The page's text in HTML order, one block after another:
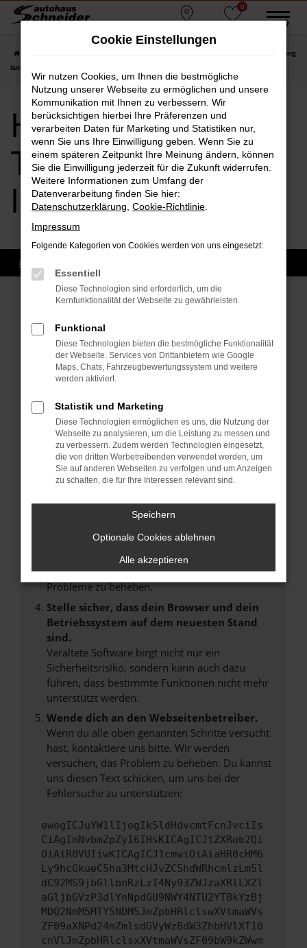
Zum
0
MENÜ
Hyundai i20 Tageszulassung
Ismaning
Hyundai i20
Tageszulassung
Ismaning
Fehler: Network Error
Beim Laden ist ein Fehler aufgetreten.
Hier sind ein paar Tipps, die dir helfen können:
Internetverbindung.
Laden andere Webseiten, zum Beispiel deine
Suchmaschine?
Prüfe deine Browsererweiterungen.
Manche Erweiterungen, wie Werbeblocker,
verhindern. Funktioniert die Seite in einem
anderen Browser oder in einem privaten
Starte dein Gerät neu.
Das kann manchmal helfen, vorübergehende
Probleme zu beheben.
Stelle sicher, dass dein Browser und dein
Betriebssystem auf dem neuesten Stand
sind.
Veraltete Software birgt nicht nur ein
Sicherheitsrisiko, sondern kann auch dazu
führen, dass bestimmte Funktionen nicht mehr
unterstützt werden.
Wende dich an den Webseitenbetreiber.
Wenn du alle oben genannten Schritte versucht
hast, kontaktiere uns bitte. Wir werden
versuchen, das Problem zu beheben. Du kannst
uns diesen Text schicken, um uns bei der
Fehlersuche zu unterstützen:
ewogICJuYW1lIjogIk5ldHdvcmtFcnJvciIs
CiAgImNvbmZpZyI6IHsKICAgICJtZXRob2Qi
OiAiR0VUIiwKICAgICJ1cmwiOiAiaHR0cHM6
Ly9hcGkueC5ha3MtcHJvZC5hdWRhcmlzLm5l
dC92MS9jbGllbnRzLzI4Ny93ZWJzaXRlLXZl
aGljbGVzP3dlYnNpdGU9NWY4NTU2YTBkYzBj
MDQ2NmM5MTY5NDM5JmZpbHRlclswXVtmaWVs
ZF09aXNPd24mZmlsdGVyWzBdW3ZhbHVlXT10
cnVlJmZpbHRlclsxXVtmaWVsZF09bW9kZWwm
Cookie Einstellungen
Wir nutzen Cookies, um Ihnen die bestmögliche
Nutzung unserer Webseite zu ermöglichen und unsere
Kommunikation mit Ihnen zu verbessern. Wir
berücksichtigen hierbei Ihre Präferenzen und
verarbeiten Daten für Marketing und Statistiken nur,
wenn Sie uns Ihre Einwilligung geben. Wenn Sie zu
einem späteren Zeitpunkt Ihre Meinung ändern, können
Sie die Einwilligung jederzeit für die Zukunft widerrufen.
Weitere Informationen zum Umfang der
Datenverarbeitung finden Sie hier:
Datenschutzerklärung Cookie-Richtlinie
Impressum
Folgende Kategorien von Cookies werden von uns eingesetzt:
Essentiell
Diese Technologien sind erforderlich, um die
Kernfunktionalität der Webseite zu gewährleisten.
Funktional
Diese Technologien bieten die bestmögliche Funktionalität
der Webseite. Services von Drittanbietern wie Google
Maps, Chats, Fahrzeugbewertungssystem und weitere
werden aktiviert.
Statistik und Marketing
Diese Technologien ermöglichen es uns, die Nutzung der
Webseite zu analysieren, um die Leistung zu messen und
zu verbessern. Zudem werden Technologien eingesetzt,
die von dritten Werbetreibenden verwendet werden, um
Sie auf anderen Webseiten zu verfolgen und um Anzeigen
zu schalten, die für Ihre Interessen relevant sind.
Speichern
Optionale Cookies ablehnen
Alle akzeptieren